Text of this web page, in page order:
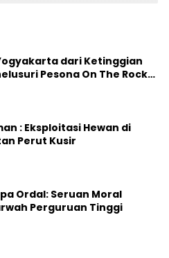
dari Ketinggian
Pesona On The Rock
Naik Daun
: Eksploitasi Hewan di
Perut Kusir
Ordal: Seruan Moral
Perguruan Tinggi